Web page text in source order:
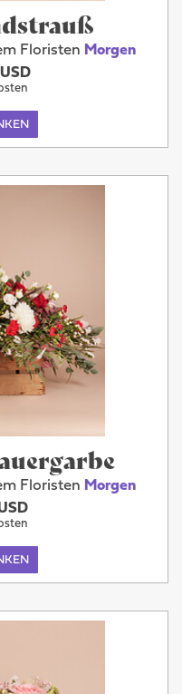
Floristen Morgen
Floristen Morgen